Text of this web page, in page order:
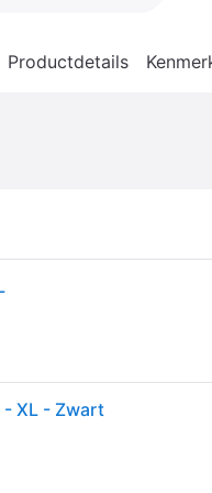
Productdetails
XL - Zwart